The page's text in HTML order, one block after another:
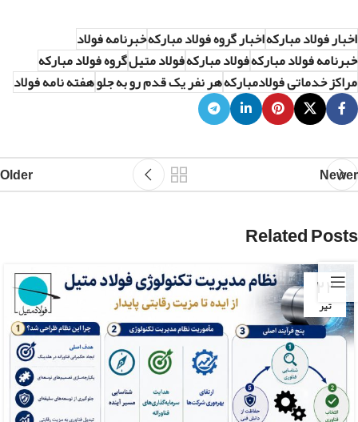
اخبار فولاد مبارکهاخبار گروه فولاد مبارکهخبرنامه فولاد
خبرنامه فولاد مبارکهفولاد مبارکهفولاد متیلگروه فولاد مبارکه
مراکز خدماتی فولادمبارکههر نفر یک قدم رو به جلوهفته نامه فولاد
Newer
Older
Related Posts
۲۲
تیر